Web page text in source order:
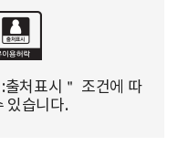
출처표시＂ 조건에 따
있습니다.